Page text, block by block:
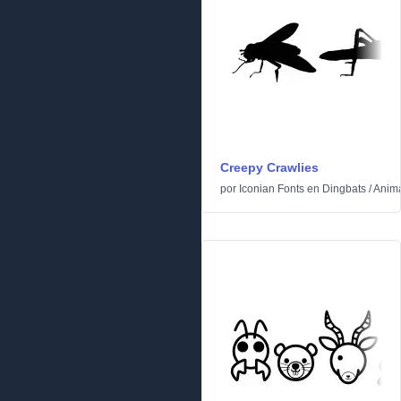
Creepy Crawlies
por Iconian Fonts en Dingbats /